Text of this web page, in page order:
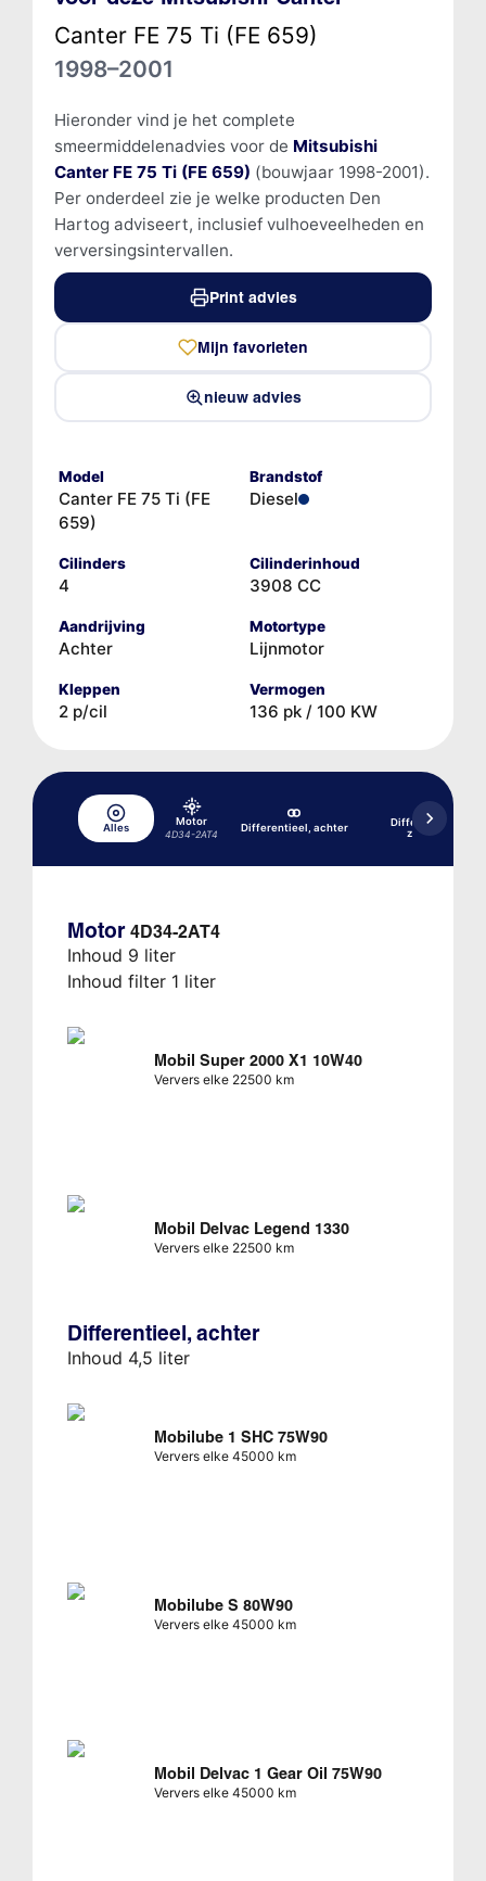
Canter FE 75 Ti (FE 659)
1998–2001
Hieronder vind je het complete
smeermiddelenadvies voor de Mitsubishi
Canter FE 75 Ti (FE 659) (bouwjaar 1998-2001).
Per onderdeel zie je welke producten Den
Hartog adviseert, inclusief vulhoeveelheden en
verversingsintervallen.
Print advies
Mijn favorieten
nieuw advies
Model
Canter FE 75 Ti (FE
659)
Brandstof
Diesel
Cilinders
4
Cilinderinhoud
3908 CC
Aandrijving
Achter
Motortype
Lijnmotor
Kleppen
2 p/cil
Vermogen
136 pk / 100 KW
Alles
Motor
4D34-2AT4
Differentieel, achter
Differentieel,
zelfblokkerend
Motor 4D34-2AT4
Inhoud 9 liter
Inhoud filter 1 liter
Mobil Super 2000 X1 10W40
Ververs elke 22500 km
Mobil Delvac Legend 1330
Ververs elke 22500 km
Differentieel, achter
Inhoud 4,5 liter
Mobilube 1 SHC 75W90
Ververs elke 45000 km
Mobilube S 80W90
Ververs elke 45000 km
Mobil Delvac 1 Gear Oil 75W90
Ververs elke 45000 km